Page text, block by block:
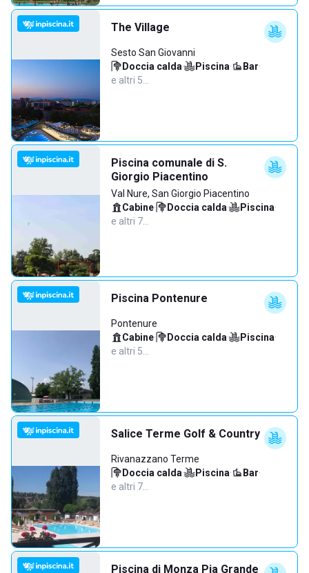
The Village
Sesto San Giovanni
Doccia calda· Piscina· Bar·
e altri 5…
Piscina comunale di S.
Giorgio Piacentino
Val Nure, San Giorgio Piacentino
Cabine· Doccia calda· Piscina·
e altri 7…
Piscina Pontenure
Pontenure
Cabine· Doccia calda· Piscina·
e altri 5…
Salice Terme Golf & Country
Rivanazzano Terme
Doccia calda· Piscina· Bar·
e altri 7…
Piscina di Monza Pia Grande